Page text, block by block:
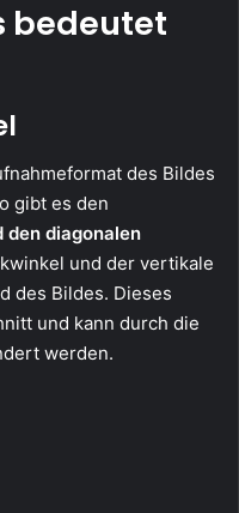
bedeutet
des Bildes
gibt es den
den diagonalen
und der vertikale
des Bildes. Dieses
und kann durch die
werden.